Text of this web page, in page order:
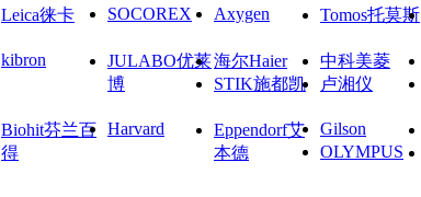
Leica徕卡 SOCOREX Axygen Tomos托莫斯
kibron
JULABO优莱
博
海尔Haier 中科美菱
STIK施都凯
卢湘仪
Biohit芬兰百
得
Harvard
Eppendorf艾
本德
Gilson
OLYMPUS